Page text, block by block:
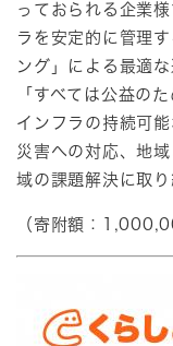
っておられる企業
ラを安定的に管理
ング」による最適
「すべては公益の
インフラの持続可
災害への対応、地
域の課題解決に取り
（寄附額：